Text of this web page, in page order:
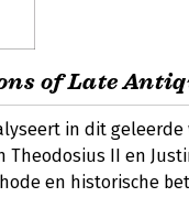
of Late
in dit geleerde
Theodosius II en
en historische